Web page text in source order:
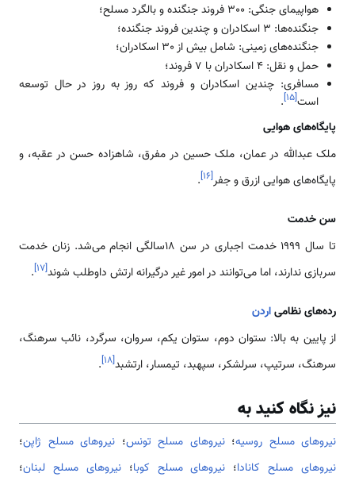
هواپیمای جنگی: 300 فروند جنگنده و بالگرد مسلح؛
جنگنده‌ها: 3 اسکادران و چندین فروند جنگنده؛
جنگنده‌های زمینی: شامل بیش از 30 اسکادران؛
حمل و نقل: 4 اسکادران با 7 فروند؛
مسافری: چندین اسکادران و فروند که روز به روز در حال توسعه
است[۱۵]
.
پایگاه‌های هوایی
ملک عبدالله در عمان، ملک حسین در مفرق، شاهزاده حسن در عقبه، و
پایگاه‌های هوایی ازرق و جفر[۱۶]
.
سن خدمت
تا سال 1999 خدمت اجباری در سن 18سالگی انجام می‌شد. زنان خدمت
سربازی ندارند، اما می‌توانند در امور غیر درگیرانه ارتش داوطلب شوند[۱۷]
.
رده‌های نظامی‌اردن
از پایین به بالا: ستوان دوم، ستوان یکم، سروان، سرگرد، نائب سرهنگ،
سرهنگ، سرتیپ، سرلشکر، سپهبد، تیمسار، ارتشبد[۱۸]
.
نیز نگاه کنید به
نیروهای مسلح روسیه؛نیروهای مسلح تونس؛ نیروهای مسلح ژاپن؛
نیروهای مسلح کانادا؛ نیروهای مسلح کوبا؛نیروهای مسلح لبنان؛